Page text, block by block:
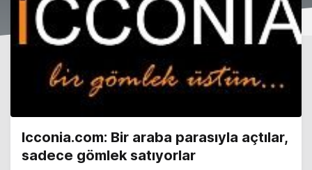
Icconia.com: Bir araba parasıyla açtılar,
sadece gömlek satıyorlar